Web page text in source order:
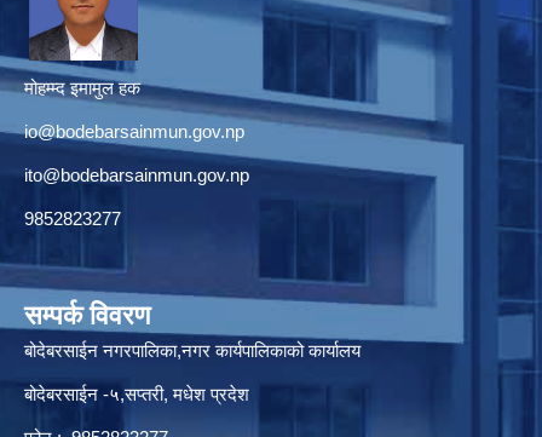
मोहम्म्द इमामुल हक
io@bodebarsainmun.gov.np
ito@bodebarsainmun.gov.np
9852823277
सम्पर्क विवरण
बोदेबरसाईन नगरपालिका,नगर कार्यपालिकाको कार्यालय
बोदेबरसाईन -५,सप्तरी, मधेश प्रदेश